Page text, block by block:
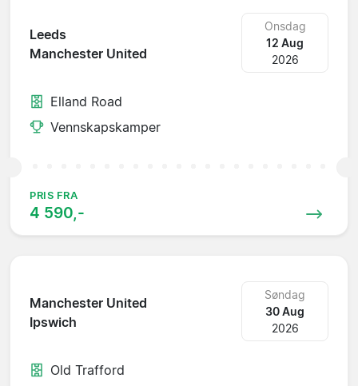
Leeds
Manchester United
Onsdag
12 Aug
2026
Elland Road
Vennskapskamper
PRIS FRA
4 590,-
Manchester United
Ipswich
Søndag
30 Aug
2026
Old Trafford